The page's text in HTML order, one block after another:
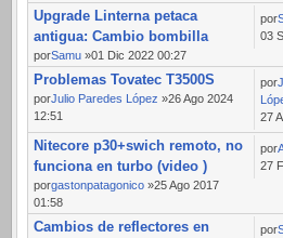
Upgrade Linterna petaca
antigua: Cambio bombilla
porSamu »01 Dic 2022 00:27
por
03
Problemas Tovatec T3500S
porJulio Paredes López »26 Ago 2024
12:51
por
27
Nitecore p30+swich remoto, no
funciona en turbo (video )
porgastonpatagonico »25 Ago 2017
01:58
por
27
Cambios de reflectores en
por